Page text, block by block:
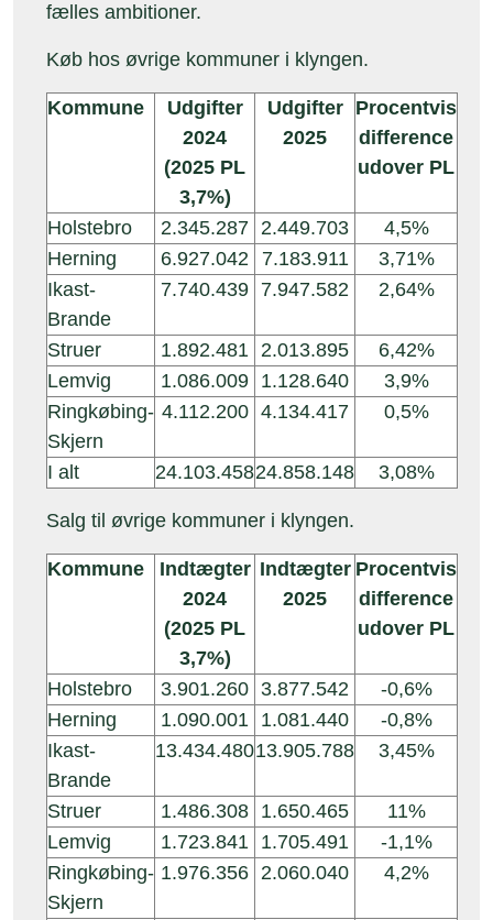
fælles ambitioner.
Køb hos øvrige kommuner i klyngen.
Kommune
Udgifter
2024
(2025 PL
3,7%)
Udgifter
2025
Procentvis
difference
udover PL
Holstebro 2.345.287 2.449.703
4,5%
Herning
6.927.042 7.183.911
3,71%
Ikast-
Brande
7.740.439 7.947.582 2,64%
Struer 1.892.481 2.013.895
6,42%
Lemvig
1.086.009 1.128.640
3,9%
Ringkøbing-
Skjern
4.112.200 4.134.417 0,5%
I alt 24.103.45824.858.148 3,08%
Salg til øvrige kommuner i klyngen.
Kommune
Indtægter
2024
(2025 PL
3,7%)
Indtægter
2025
Procentvis
difference
udover PL
Holstebro 3.901.260 3.877.542
-0,6%
Herning
1.090.001 1.081.440
-0,8%
Ikast-
Brande
13.434.48013.905.788 3,45%
Struer 1.486.308 1.650.465
11%
Lemvig
1.723.841 1.705.491
-1,1%
Ringkøbing-
Skjern
1.976.356 2.060.040 4,2%